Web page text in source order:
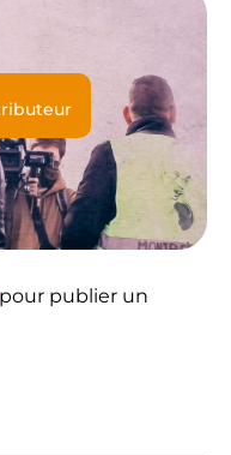
pour publier un